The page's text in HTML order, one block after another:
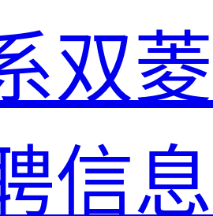
双菱
信息